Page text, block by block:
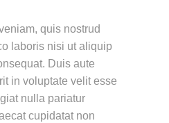
quis nostrud
laboris nisi ut aliquip
Duis aute
in voluptate velit esse
nulla pariatur
cupidatat non